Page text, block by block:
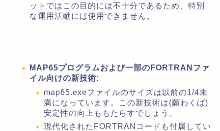
ットではこの目的には不十分であるため、特別
な運用活動には使用できません。
MAP65プログラムおよび一部のFORTRANファ
イル向けの新技術:
map65.exeファイルのサイズは以前の1/4未
満になっています。この新技術は(願わくば)
安定性の向上ももたらすでしょう。
現代化されたFORTRANコードも付属してい